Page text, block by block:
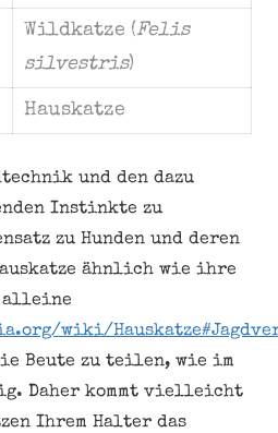
Wildkatze (Felis
silvestris)
Hauskatze
und den dazu
Instinkte zu
zu Hunden und deren
ähnlich wie ihre
alleine
wiki/
Beute zu teilen, wie im
Daher kommt vielleicht
Ihrem Halter das